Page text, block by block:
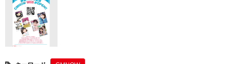
er e
b
o